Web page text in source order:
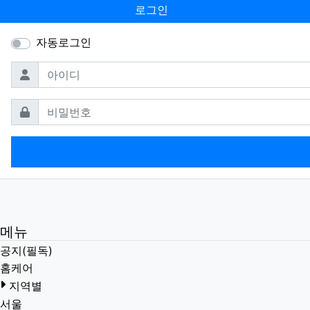
로그인
자동로그인
아이디
필수
비밀번호필수
메뉴
공지(필독)
홈케어
지역별
서울